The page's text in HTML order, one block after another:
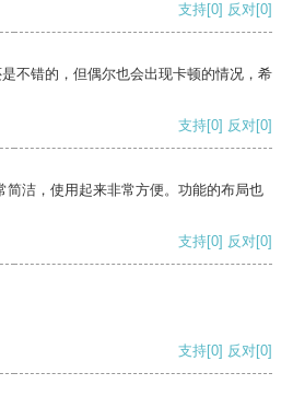
支持[0] 反对[0]
不错的，但偶尔也会出现卡顿的情况，希
支持[0] 反对[0]
简洁，使用起来非常方便。功能的布局也
支持[0] 反对[0]
支持[0] 反对[0]